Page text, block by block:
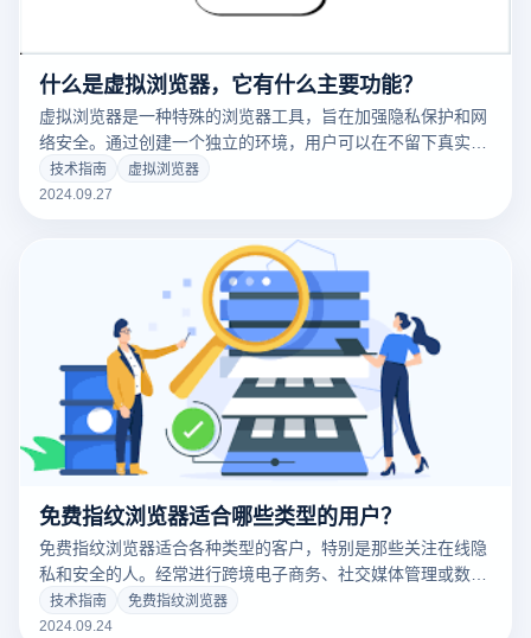
什么是虚拟浏览器，它有什么主要功能？
虚拟浏览器是一种特殊的浏览器工具，旨在加强隐私保护和网
络安全。通过创建一个独立的环境，用户可以在不留下真实身
份和位置痕迹的情况下访问互联网。其主要功能包括多账户管
理、地理位置伪装、加密连接和防止数据跟踪，以便用户可以
技术指南
虚拟浏览器
2024.09.27
免费指纹浏览器适合哪些类型的用户？
免费指纹浏览器适合各种类型的客户，特别是那些关注在线隐
私和安全的人。经常进行跨境电子商务、社交媒体管理或数字
营销的用户可以从中受益，因为它可以有效地防止账户关联和
数据跟踪。此外，关注个人隐私的普通网民、研究人员和需要
技术指南
免费指纹浏览器
2024.09.24